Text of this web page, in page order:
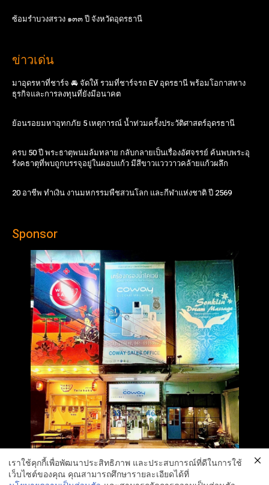
ซ้อมรำบวงสรวง ๑๓๓ ปี จังหวัดอุดรธานี
ข่าวเด่น
มาอุดรหาที่ชาร์จ 🚘 จัดให้ รวมที่ชาร์จรถ EV อุดรธานี พร้อมโอกาสทาง
ธุรกิจและการลงทุนที่ยังมีอนาคต
ย้อนรอยมหาอุทกภัย 5 เหตุการณ์ น้ำท่วมครั้งประวัติศาสตร์อุดรธานี
ครบ 50 ปี พระธาตุพนมล้มทลาย กลับกลายเป็นเรื่องอัศจรรย์ ค้นพบพระอุ
รังคธาตุที่พบถูกบรรจุอยู่ในผอบแก้ว มีสีขาวแวววาวคล้ายแก้วผลึก
20 อาชีพ ทำเงิน งานมหกรรมพืชสวนโลก และกีฬาแห่งชาติ ปี 2569
Sponsor
เราใช้คุกกี้เพื่อพัฒนาประสิทธิภาพ และประสบการณ์ที่ดีในการใช้
เว็บไซต์ของคุณ คุณสามารถศึกษารายละเอียดได้ที่